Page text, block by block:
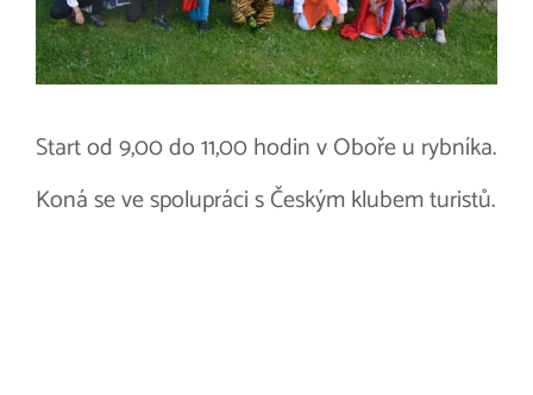
Start od 9,00 do 11,00 hodin v Oboře u rybníka.
Koná se ve spolupráci s Českým klubem turistů.